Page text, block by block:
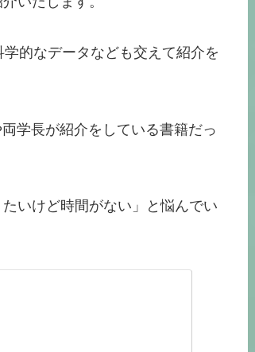
的なデータなども交えて紹介を
学長が紹介をしている書籍だっ
いけど時間がない」と悩んでい